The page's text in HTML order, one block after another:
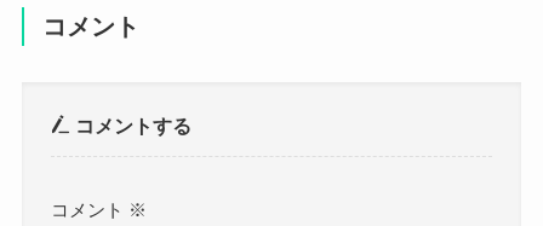
コメント
コメントする
コメント ※